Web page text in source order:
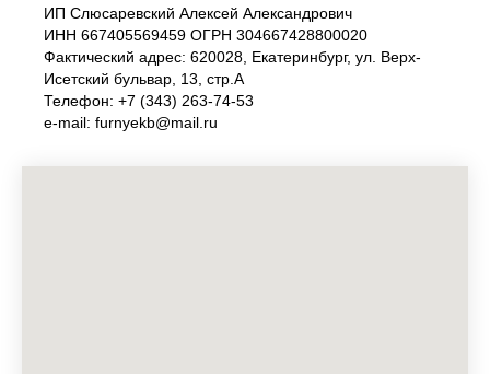
ИП Слюсаревский Алексей Александрович
ИНН 667405569459 ОГРН 304667428800020
Фактический адрес: 620028, Екатеринбург, ул. Верх-
Исетский бульвар, 13, стр.А
Телефон: +7 (343) 263-74-53
e-mail: furnyekb@mail.ru